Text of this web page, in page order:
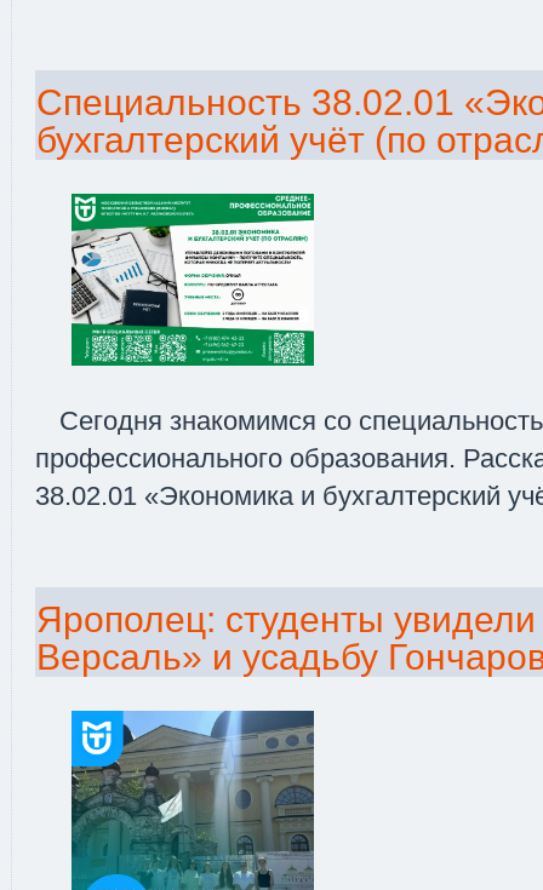
Специальность 38.02.01
бухгалтерский учёт (по
Сегодня знакомимся со
профессионального образования.
38.02.01 «Экономика и бухгалтерский
Ярополец: студенты увидели
Версаль» и усадьбу